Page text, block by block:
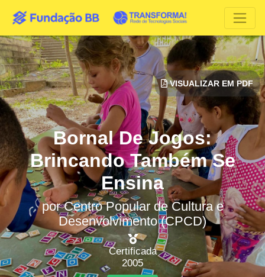
Bornal De Jogos:
Brincando Também Se
Ensina
porCentro Popular de Cultura e
Desenvolvimento (CPCD)
Certificada
2005
VISUALIZAR EM PDF